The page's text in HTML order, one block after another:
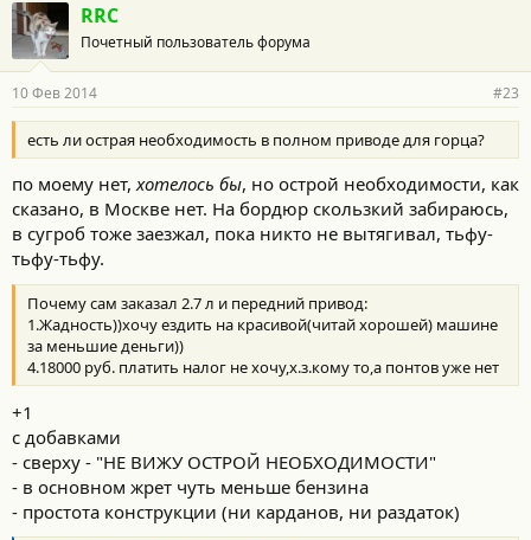
RRC
Почетный пользователь форума
10 Фев 2014 #23
есть ли острая необходимость в полном приводе для горца?
по моему нет,хотелось бы, но острой необходимости, как
сказано, в Москве нет. На бордюр скользкий забираюсь,
в сугроб тоже заезжал, пока никто не вытягивал, тьфу-
тьфу-тьфу.
Почему сам заказал 2.7 л и передний привод:
1.Жадность))хочу ездить на красивой(читай хорошей) машине
за меньшие деньги))
4.18000 руб. платить налог не хочу,х.з.кому то,а понтов уже нет
+1
с добавками
- сверху - "НЕ ВИЖУ ОСТРОЙ НЕОБХОДИМОСТИ"
- в основном жрет чуть меньше бензина
- простота конструкции (ни карданов, ни раздаток)